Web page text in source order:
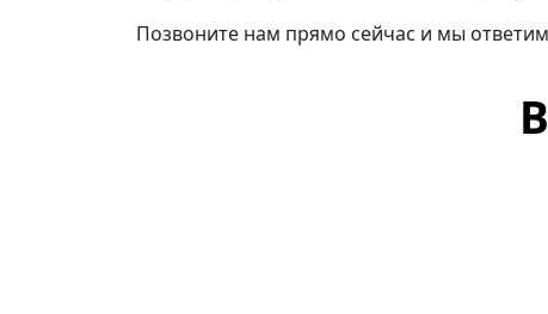
Позвоните нам прямо сейчас и мы